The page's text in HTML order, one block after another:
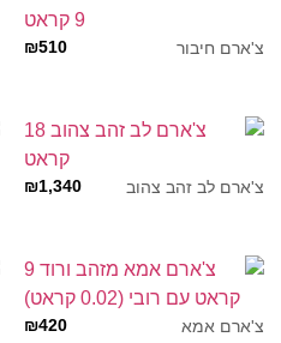
צ'ארם חיבור ₪510
צ'ארם לב זהב צהוב ₪1,340
צ'ארם אמא ₪420